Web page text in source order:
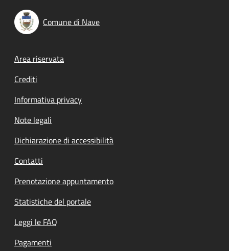
Comune di Nave
Footer menu
Area riservata
Crediti
Informativa privacy
Note legali
Dichiarazione di accessibilità
Contatti
Prenotazione appuntamento
Statistiche del portale
Leggi le FAQ
Pagamenti